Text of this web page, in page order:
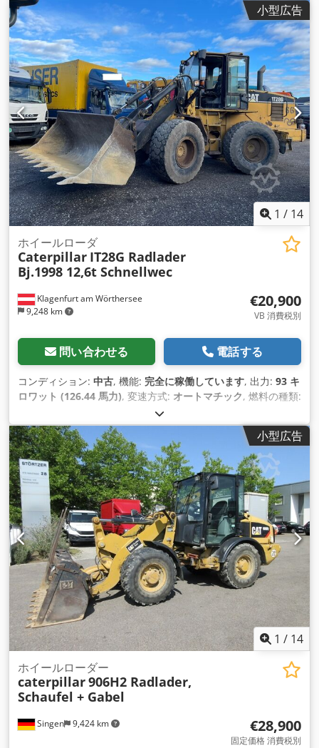
小型広告
1 / 14
Klagenfurt am Wörthersee
9,248 km
ホイールローダ
Caterpillar IT28G Radlader
Bj.1998 12,6t Schnellwec
€20,900
VB 消費税別
問い合わせる 電話する
コンディション: 中古, 機能: 完全に稼働しています, 出力: 93 キ
ロワット (126.44 馬力), 変速方式: オートマチック, 燃料の種類:
12,600 kg（キログラム）
12,600 kg（キログラム）, アクスル構成:4x4, 初回登録:
10/1998, 製造年:1998, 稼働時間:17,762 h ディーゼル,
装備:パレットフォーク, 全輪駆動,
小型広告
1 / 14
Singen 9,424 km
ホイールローダー
caterpillar906H2 Radlader,
Schaufel + Gabel
€28,900
固定価格 消費税別